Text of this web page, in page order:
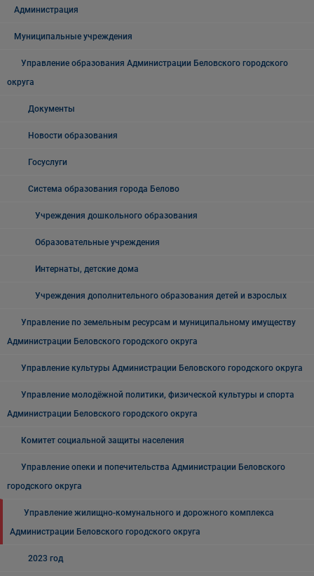
Администрация
Муниципальные учреждения
Управление образования Администрации Беловского городского
округа
Документы
Новости образования
Госуслуги
Система образования города Белово
Учреждения дошкольного образования
Образовательные учреждения
Интернаты, детские дома
Учреждения дополнительного образования детей и взрослых
Управление по земельным ресурсам и муниципальному имуществу
Администрации Беловского городского округа
Управление культуры Администрации Беловского городского округа
Управление молодёжной политики, физической культуры и спорта
Администрации Беловского городского округа
Комитет социальной защиты населения
Управление опеки и попечительства Администрации Беловского
городского округа
Управление жилищно-комунального и дорожного комплекса
Администрации Беловского городского округа
2023 год